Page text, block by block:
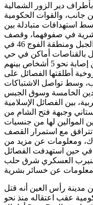
دير الزور الشمالية
جانب، والقوات الحكومية
استهدافات متبادلة بين
في صفوفهما، وقصف
الطيران الحربي أماكن في بلدة قبتان الجبل ومنطقة الفوج 46 في
بالقناصات أماكن في حي
الحمدانية بمدينة حلب، ما أسفر عن إصابة نحو 5 أشخاص بينهم
أطلقتها الفصائل على
وسط تواصل الاشتباكات
الخامسة وسوق الجبس
بين الفصائل الإسلامية
وجبهة فتح الشام من
الموالين لها من جنسيات
مع استمرار القصف
ومعلومات عن مزيد من
حين استهدفت الفصائل
العسكري شرق حلب
رأس العين أنه قتل
عقب اعتقاله منذ نحو